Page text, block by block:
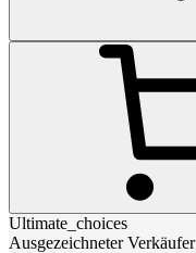
Ultimate_choices
Ausgezeichneter Verkäufer